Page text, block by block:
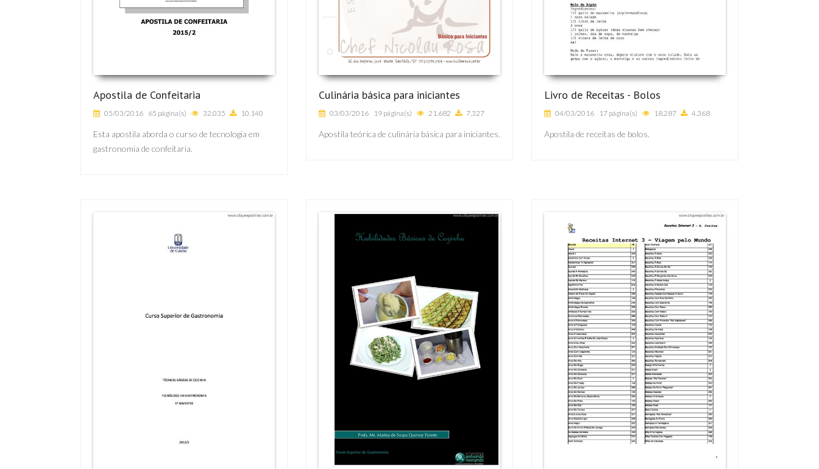
Apostila de Confeitaria
05/03/2016 65 página(s) 32.035 10.140
Esta apostila aborda o curso de tecnologia em
gastronomia de confeitaria.
Culinária básica para iniciantes
03/03/2016 19 página(s) 21.682 7.327
Apostila teórica de culinária básica para iniciantes.
Livro de Receitas - Bolos
04/03/2016 17 página(s) 18.287 4.368
Apostila de receitas de bolos.